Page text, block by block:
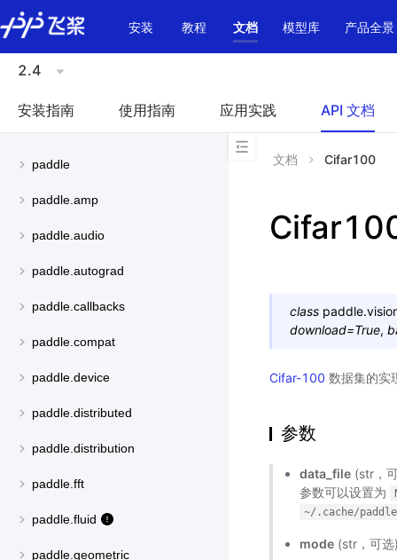
\u200E
安装
教程 文档 模型库 产品全景
2.4
安装指南 使用指南 应用实践 API 文档
paddle
paddle.amp
paddle.audio
paddle.autograd
paddle.callbacks
paddle.compat
paddle.device
paddle.distributed
paddle.distribution
paddle.fft
paddle.fluid
paddle.geometric
文档 Cifar100
class
download=True,
Cifar-100 数据集的实
参数
data_file (str，
参数可以设置为
~/.cache/
mode (str，可